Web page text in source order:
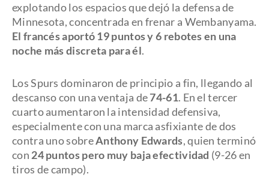
explotando los espacios que dejó la defensa de
Minnesota, concentrada en frenar a Wembanyama.
El francés aportó 19 puntos y 6 rebotes en una
noche más discreta para él.
Los Spurs dominaron de principio a fin, llegando al
descanso con una ventaja de74-61. En el tercer
cuarto aumentaron la intensidad defensiva,
especialmente con una marca asfixiante de dos
contra uno sobreAnthony Edwards, quien terminó
con 24 puntos pero muy baja efectividad (9-26 en
tiros de campo).